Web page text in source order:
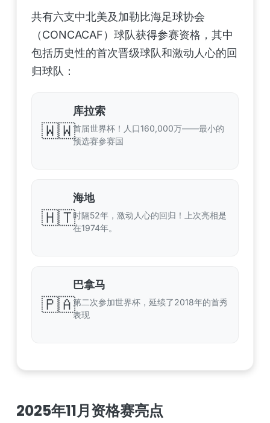
共有六支中北美及加勒比海足球协会
（CONCACAF）球队获得参赛资格，其中
包括历史性的首次晋级球队和激动人心的回
归球队：
🇼🇼
库拉索
首届世界杯！人口160,000万——最小的
预选赛参赛国
🇭🇹
海地
时隔52年，激动人心的回归！上次亮相是
在1974年。
🇵🇦
巴拿马
第二次参加世界杯，延续了2018年的首秀
表现
2025年11月资格赛亮点